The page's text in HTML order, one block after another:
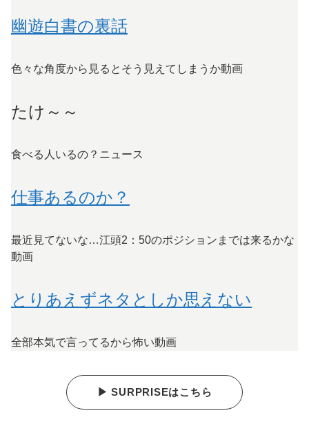
幽遊白書の裏話
色々な角度から見るとそう見えてしまうか動画
たけ～～
食べる人いるの？ニュース
仕事あるのか？
最近見てないな…江頭2：50のポジションまでは来るかな
動画
とりあえずネタとしか思えない
全部本気で言ってるから怖い動画
▶ SURPRISEはこちら